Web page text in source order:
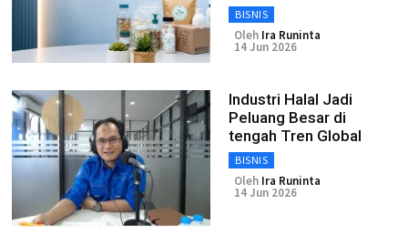
BISNIS
Oleh Ira Runinta
14 Jun 2026
Industri Halal Jadi
Peluang Besar di
tengah Tren Global
BISNIS
Oleh Ira Runinta
14 Jun 2026